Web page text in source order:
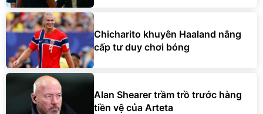
Chicharito khuyên Haaland nâng
cấp tư duy chơi bóng
Alan Shearer trầm trồ trước hàng
tiền vệ của Arteta